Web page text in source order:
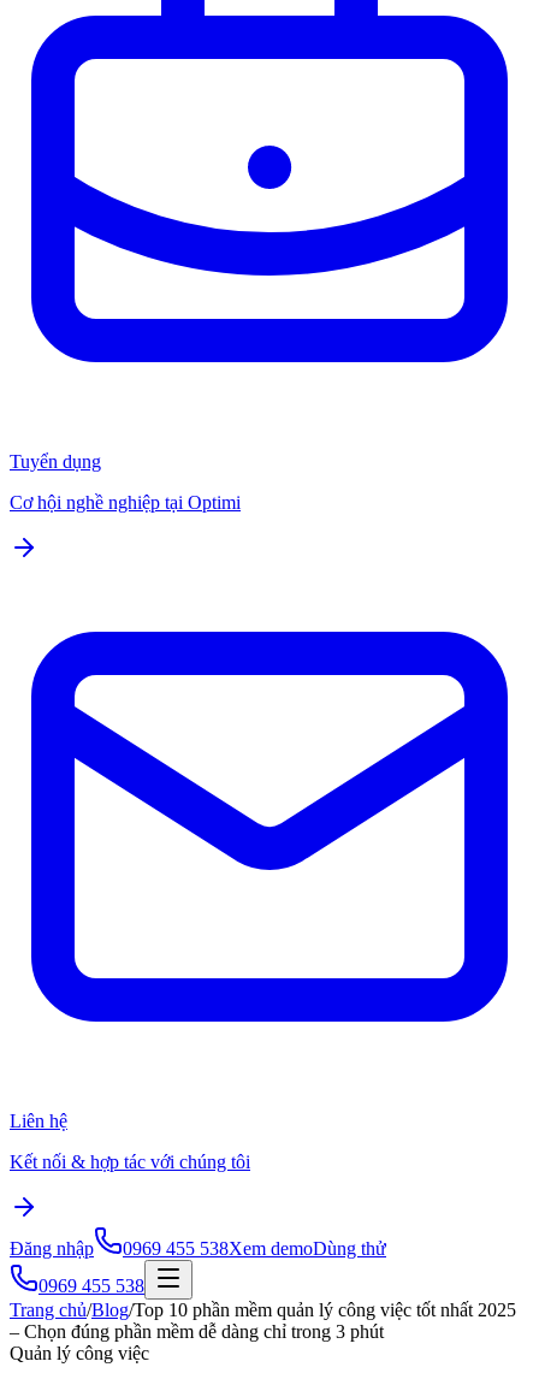
Tuyển dụng
Cơ hội nghề nghiệp tại Optimi
Liên hệ
Kết nối & hợp tác với chúng tôi
Đăng nhập 0969 455 538Xem demoDùng thử
0969 455 538
Trang chủ/Blog/Top 10 phần mềm quản lý công việc tốt nhất 2025
– Chọn đúng phần mềm dễ dàng chỉ trong 3 phút
Quản lý công việc